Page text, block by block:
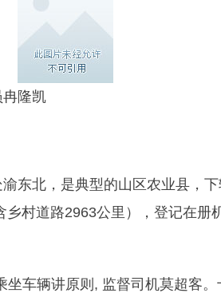
隆凯
东北，是典型的山区农业县，
村道路2963公里），登记在册
坐车辆讲原则, 监督司机莫超客